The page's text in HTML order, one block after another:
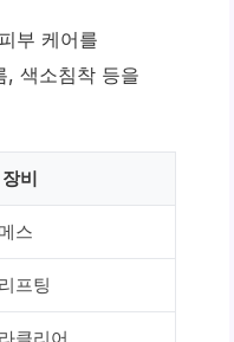
부 케어를
, 색소침착 등을
비
스
프팅
클리어